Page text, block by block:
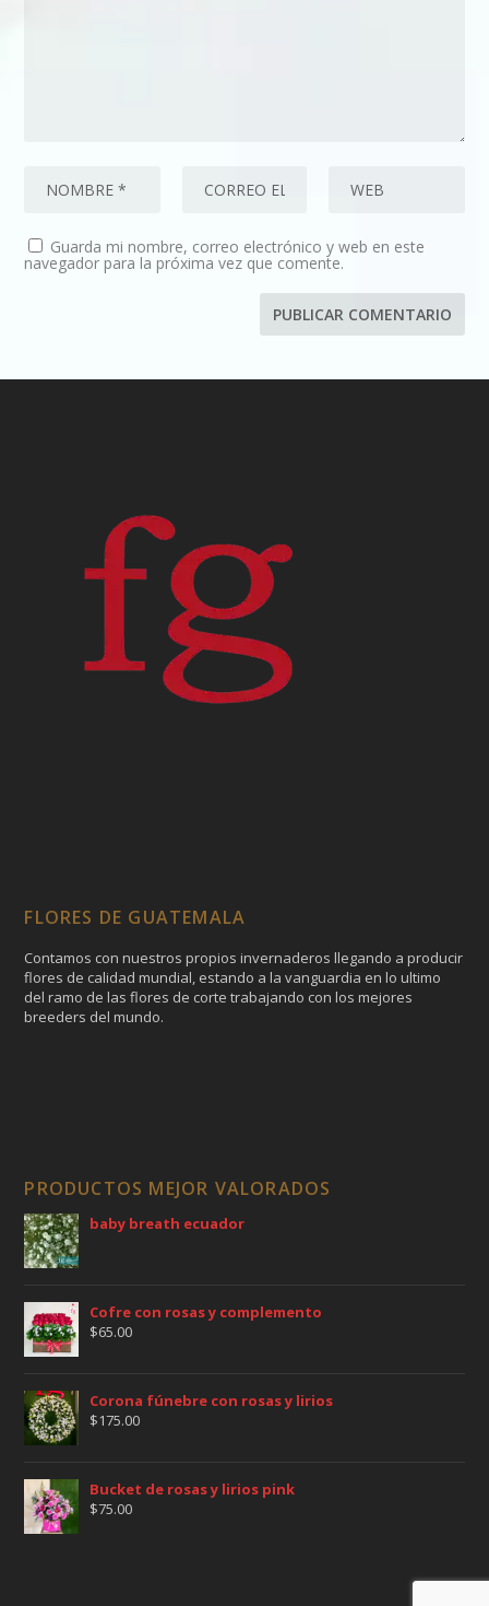
Guarda mi nombre, correo electrónico y web en este
navegador para la próxima vez que comente.
FLORES DE GUATEMALA
Contamos con nuestros propios invernaderos llegando a producir
flores de calidad mundial, estando a la vanguardia en lo ultimo
del ramo de las flores de corte trabajando con los mejores
breeders del mundo.
PRODUCTOS MEJOR VALORADOS
baby breath ecuador
Cofre con rosas y complemento
$65.00
Corona fúnebre con rosas y lirios
$175.00
Bucket de rosas y lirios pink
$75.00